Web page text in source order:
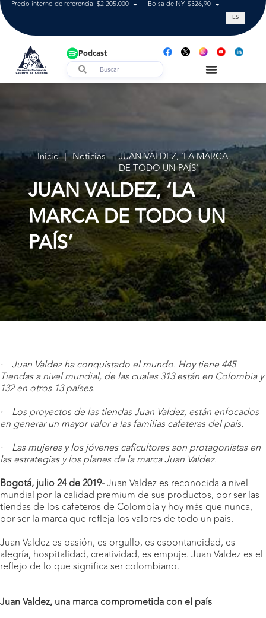
Precio interno de referencia: $2.205.000 Bolsa de NY: $326,90 Tasa de
ES
Podcast
Inicio | Noticias | JUAN VALDEZ, ‘LA MARCA
DE TODO UN PAÍS’
JUAN VALDEZ, ‘LA
MARCA DE TODO UN
PAÍS’
· Juan Valdez ha conquistado el mundo. Hoy tiene 445
Tiendas a nivel mundial, de las cuales 313 están en Colombia y
132 en otros 13 países.
· Los proyectos de las tiendas Juan Valdez, están enfocados
en generar un mayor valor a las familias cafeteras del país.
· Las mujeres y los jóvenes caficultores son protagonistas en
las estrategias y los planes de la marca Juan Valdez.
Bogotá, julio 24 de 2019-Juan Valdez es reconocida a nivel
mundial por la calidad premium de sus productos, por ser las
tiendas de los cafeteros de Colombia y hoy más que nunca,
por ser la marca que refleja los valores de todo un país.
Juan Valdez es pasión, es orgullo, es espontaneidad, es
alegría, hospitalidad, creatividad, es empuje. Juan Valdez es el
reflejo de lo que significa ser colombiano.
Juan Valdez, una marca comprometida con el país